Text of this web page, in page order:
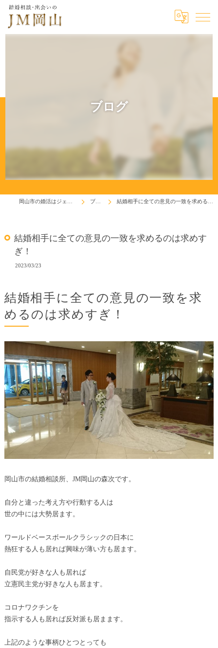
ブログ
ブログ 結婚相手に全ての意見の一致を求めるのは求めすぎ！
結婚相手に全ての意見の一致を求めるのは求めす
ぎ！
2023/03/23
結婚相手に全ての意見の一致を求
めるのは求めすぎ！
岡山市の結婚相談所、JM岡山の森次です。
自分と違った考え方や行動する人は
世の中には大勢居ます。
ワールドベースボールクラシックの日本に
熱狂する人も居れば興味が薄い方も居ます。
自民党が好きな人も居れば
立憲民主党が好きな人も居ます。
コロナワクチンを
指示する人も居れば反対派も居まます。
上記のような事柄ひとつとっても